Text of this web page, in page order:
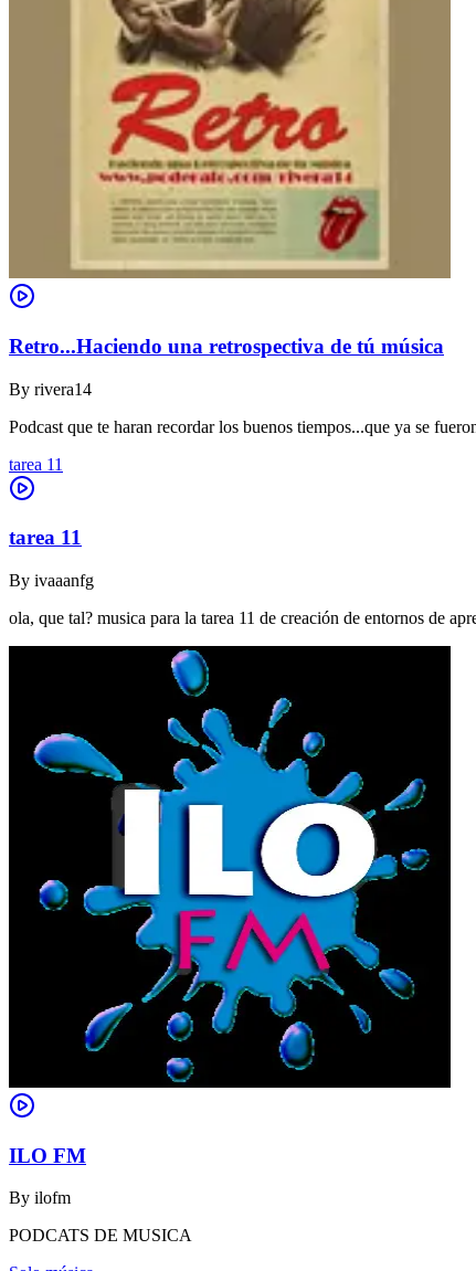
Retro...Haciendo una retrospectiva de tú música
By rivera14
Podcast que te haran recordar los buenos tiempos...que ya se
tarea 11
tarea 11
By ivaaanfg
ola, que tal? musica para la tarea 11 de creación de entornos de
ILO FM
By ilofm
PODCATS DE MUSICA